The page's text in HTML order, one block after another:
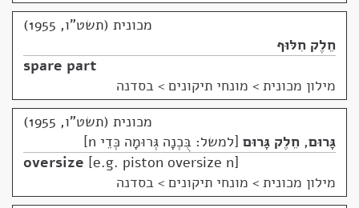
מכונית (תשט"ו, 1955)
חֵלֶק חִלּוּף
spare part
מילון מכונית > מונחי תיקונים > בסדנה
מכונית (תשט"ו, 1955)
גָּרוּם, חֵלֶק גָּרוּם למשל: בֻּכְנָה גְּרוּמָה כְּדֵי n
oversize e.g. piston oversize n
מילון מכונית > מונחי תיקונים > בסדנה